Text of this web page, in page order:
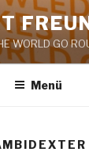
WORLD GO
Menü